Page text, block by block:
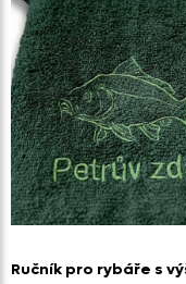
Ručník pro rybáře s